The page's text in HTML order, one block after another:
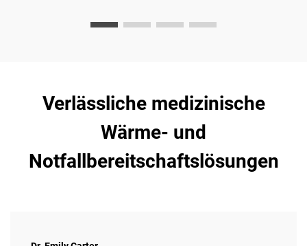
Verlässliche medizinische
Wärme- und
Notfallbereitschaftslösungen